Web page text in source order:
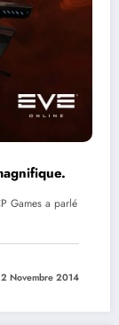
Games a parlé
Novembre 2014